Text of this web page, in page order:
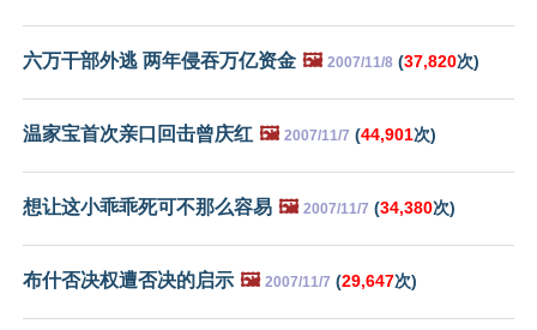
六万干部外逃 两年侵吞万亿资金 🖼️ 2007/11/8 (37,820次)
温家宝首次亲口回击曾庆红 🖼️ 2007/11/7 (44,901次)
想让这小乖乖死可不那么容易 🖼️ 2007/11/7 (34,380次)
布什否决权遭否决的启示 🖼️ 2007/11/7 (29,647次)